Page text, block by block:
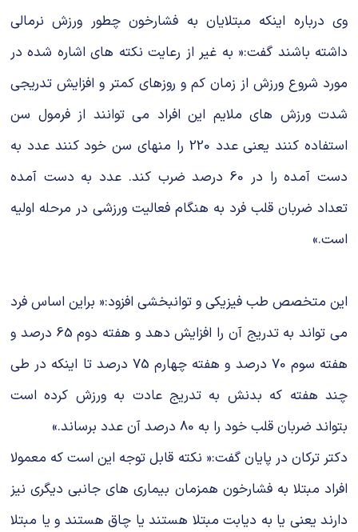
وی درباره اینکه مبتلایان به فشارخون چطور ورزش نرمالی
داشته باشند گفت:« به غیر از رعایت نکته های اشاره شده در
مورد شروع ورزش از زمان کم و روزهای کمتر و افزایش تدریجی
شدت ورزش های ملایم این افراد می توانند از فرمول سن
استفاده کنند یعنی عدد 220 را منهای سن خود کنند عدد به
دست آمده را در 60 درصد ضرب کند. عدد به دست آمده
تعداد ضربان قلب فرد به هنگام فعالیت ورزشی در مرحله اولیه
است.»
این متخصص طب فیزیکی و توانبخشی افزود:« براین اساس فرد
می تواند به تدریج آن را افزایش دهد و هفته دوم 65 درصد و
هفته سوم 70 درصد و هفته چهارم 75 درصد تا اینکه در طی
چند هفته که بدنش به تدریج عادت به ورزش کرده است
بتواند ضربان قلب خود را به 80 درصد آن عدد برساند.»
دکتر ترکان در پایان گفت:« نکته قابل توجه این است که معمولا
افراد مبتلا به فشارخون همزمان بیماری های جانبی دیگری نیز
دارند یعنی یا به دیابت مبتلا هستند یا چاق هستند و یا مبتلا